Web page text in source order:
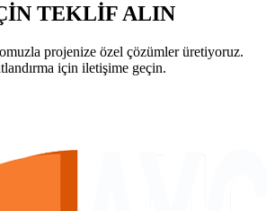
TEKLİF ALIN
projenize özel çözümler üretiyoruz.
için iletişime geçin.